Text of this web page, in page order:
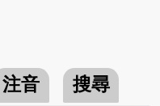
注音 搜尋